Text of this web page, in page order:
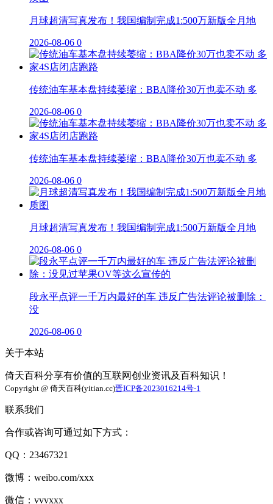
月球超清写真发布！我国编制完成1:500万新版全月地
2026-08-06 0
传统油车基本盘持续萎缩：BBA降价30万也卖不动 多
2026-08-06 0
传统油车基本盘持续萎缩：BBA降价30万也卖不动 多
2026-08-06 0
月球超清写真发布！我国编制完成1:500万新版全月地
2026-08-06 0
段永平点评一千万内最好的车 违反广告法评论被删除：
没
2026-08-06 0
关于本站
倚天百科分享有价值的互联网创业资讯及百科知识！
Copyright @ 倚天百科(yitian.cc)晋ICP备2023016214号-1
联系我们
合作或咨询可通过如下方式：
QQ：23467321
微博：weibo.com/xxx
微信：vvvxxx